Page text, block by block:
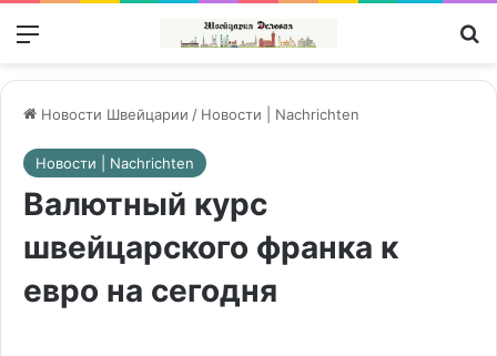
Меню
Новости Швейцарии / Новости | Nachrichten
Новости | Nachrichten
Валютный курс
швейцарского франка к
евро на сегодня